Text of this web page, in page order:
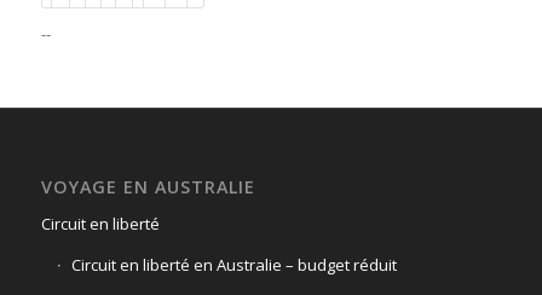
--
VOYAGE EN AUSTRALIE
Circuit en liberté
Circuit en liberté en Australie – budget réduit